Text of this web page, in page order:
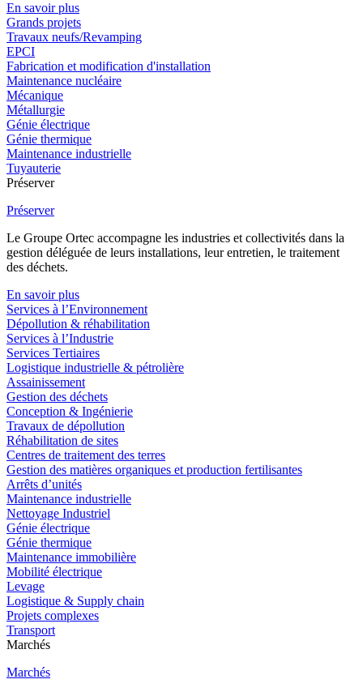
En savoir plus
Grands projets
Travaux neufs/Revamping
EPCI
Fabrication et modification d'installation
Maintenance nucléaire
Mécanique
Métallurgie
Génie électrique
Génie thermique
Maintenance industrielle
Tuyauterie
Préserver
Préserver
Le Groupe Ortec accompagne les industries et collectivités dans la
gestion déléguée de leurs installations, leur entretien, le traitement
des déchets.
En savoir plus
Services à l’Environnement
Dépollution & réhabilitation
Services à l’Industrie
Services Tertiaires
Logistique industrielle & pétrolière
Assainissement
Gestion des déchets
Conception & Ingénierie
Travaux de dépollution
Réhabilitation de sites
Centres de traitement des terres
Gestion des matières organiques et production fertilisantes
Arrêts d’unités
Maintenance industrielle
Nettoyage Industriel
Génie électrique
Génie thermique
Maintenance immobilière
Mobilité électrique
Levage
Logistique & Supply chain
Projets complexes
Transport
Marchés
Marchés